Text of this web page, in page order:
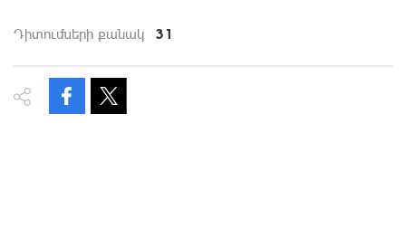
Դիտումների քանակ 31